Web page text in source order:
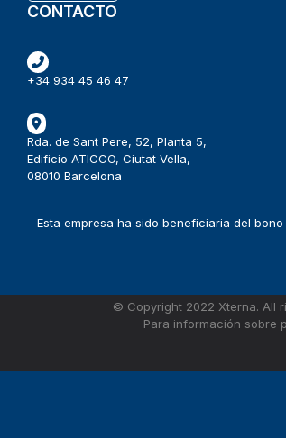
CONTACTO
+34 934 45 46 47
Rda. de Sant Pere, 52, Planta 5,
Edificio ATICCO, Ciutat Vella,
08010 Barcelona
Esta empresa ha sido beneficiaria del
© Copyright 2022 Xterna. All
Para información sobre